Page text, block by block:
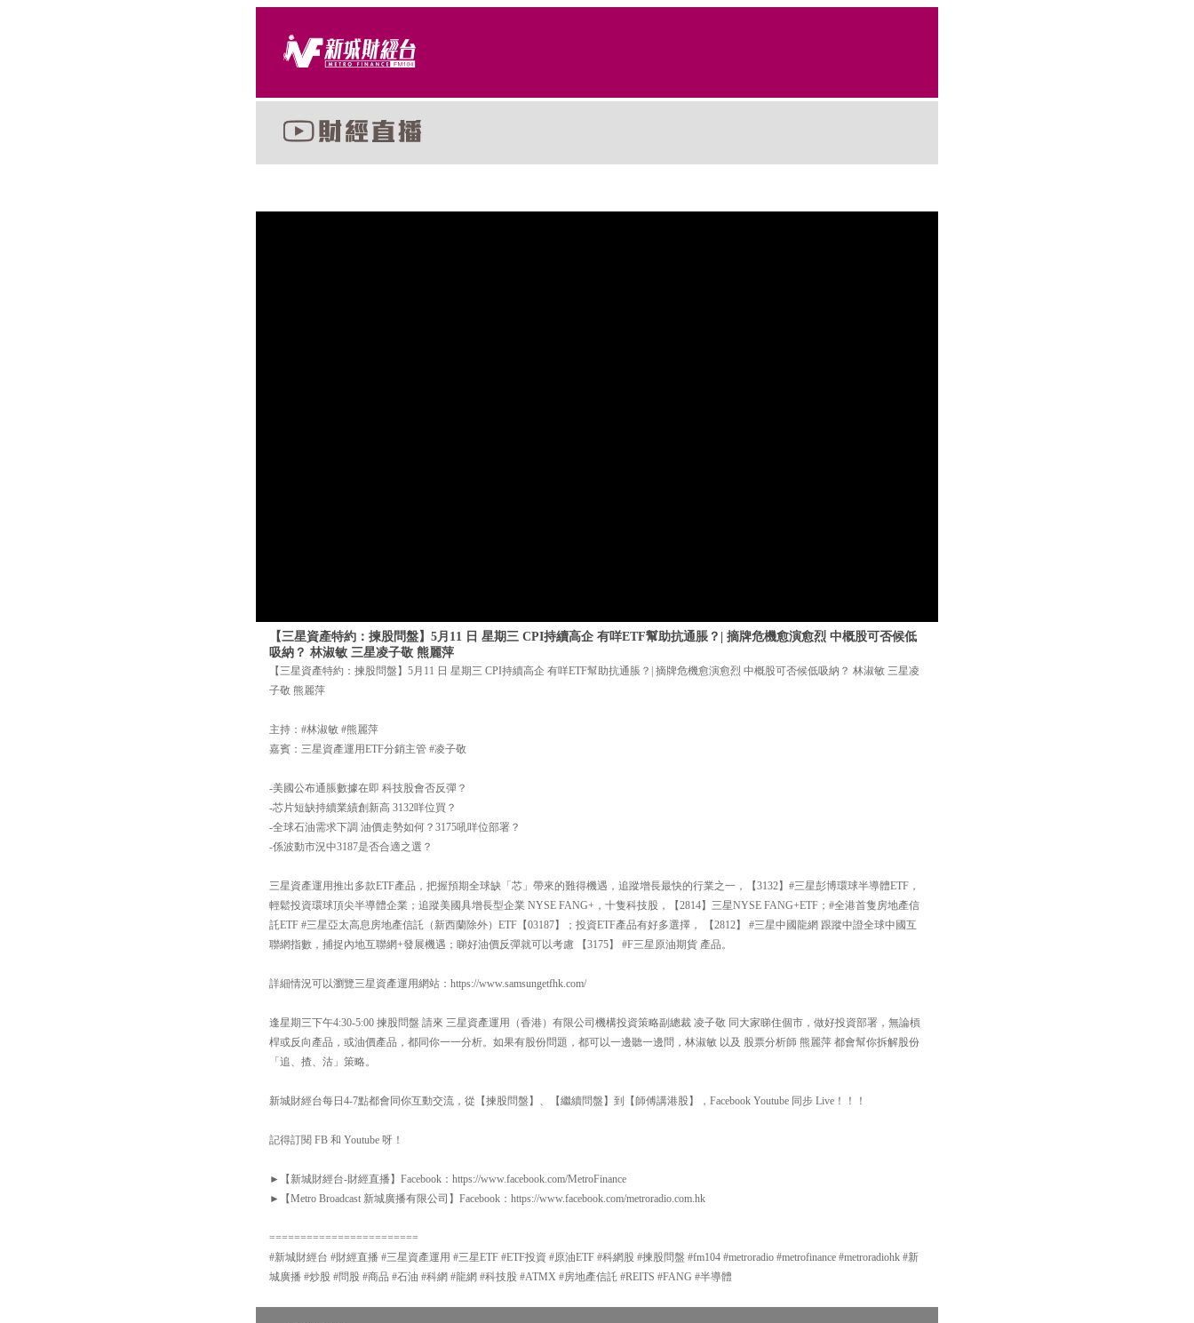
【三星資產特約：揀股問盤】5月11 日 星期三 CPI持續高企 有咩ETF幫助抗通脹？| 摘牌危機愈演愈烈 中概股可否候低
吸納？ 林淑敏 三星凌子敬 熊麗萍
【三星資產特約：揀股問盤】5月11 日 星期三 CPI持續高企 有咩ETF幫助抗通脹？| 摘牌危機愈演愈烈 中概股可否候低吸納？ 林淑敏 三星凌
子敬 熊麗萍
主持：#林淑敏 #熊麗萍
嘉賓：三星資產運用ETF分銷主管 #凌子敬
-美國公布通脹數據在即 科技股會否反彈？
-芯片短缺持續業績創新高 3132咩位買？
-全球石油需求下調 油價走勢如何？3175吼咩位部署？
-係波動市況中3187是否合適之選？
三星資產運用推出多款ETF產品，把握預期全球缺「芯」帶來的難得機遇，追蹤增長最快的行業之一，【3132】#三星彭博環球半導體ETF，
輕鬆投資環球頂尖半導體企業；追蹤美國具增長型企業 NYSE FANG+，十隻科技股，【2814】三星NYSE FANG+ETF；#全港首隻房地產信
託ETF #三星亞太高息房地產信託（新西蘭除外）ETF【03187】；投資ETF產品有好多選擇， 【2812】 #三星中國龍網 跟蹤中證全球中國互
聯網指數，捕捉內地互聯網+發展機遇；睇好油價反彈就可以考慮 【3175】 #F三星原油期貨 產品。
詳細情況可以瀏覽三星資產運用網站：https://www.samsungetfhk.com/
逢星期三下午4:30-5:00 揀股問盤 請來 三星資產運用（香港）有限公司機構投資策略副總裁 凌子敬 同大家睇住個市，做好投資部署，無論槓
桿或反向產品，或油價產品，都同你一一分析。如果有股份問題，都可以一邊聽一邊問，林淑敏 以及 股票分析師 熊麗萍 都會幫你拆解股份
「追、揸、沽」策略。
新城財經台每日4-7點都會同你互動交流，從【揀股問盤】、【繼續問盤】到【師傅講港股】，Facebook Youtube 同步 Live！！！
記得訂閱 FB 和 Youtube 呀！
►【新城財經台-財經直播】Facebook：https://www.facebook.com/MetroFinance
►【Metro Broadcast 新城廣播有限公司】Facebook：https://www.facebook.com/metroradio.com.hk
========================
#新城財經台 #財經直播 #三星資產運用 #三星ETF #ETF投資 #原油ETF #科網股 #揀股問盤 #fm104 #metroradio #metrofinance #metroradiohk #新
城廣播 #炒股 #問股 #商品 #石油 #科網 #龍網 #科技股 #ATMX #房地產信託 #REITS #FANG #半導體